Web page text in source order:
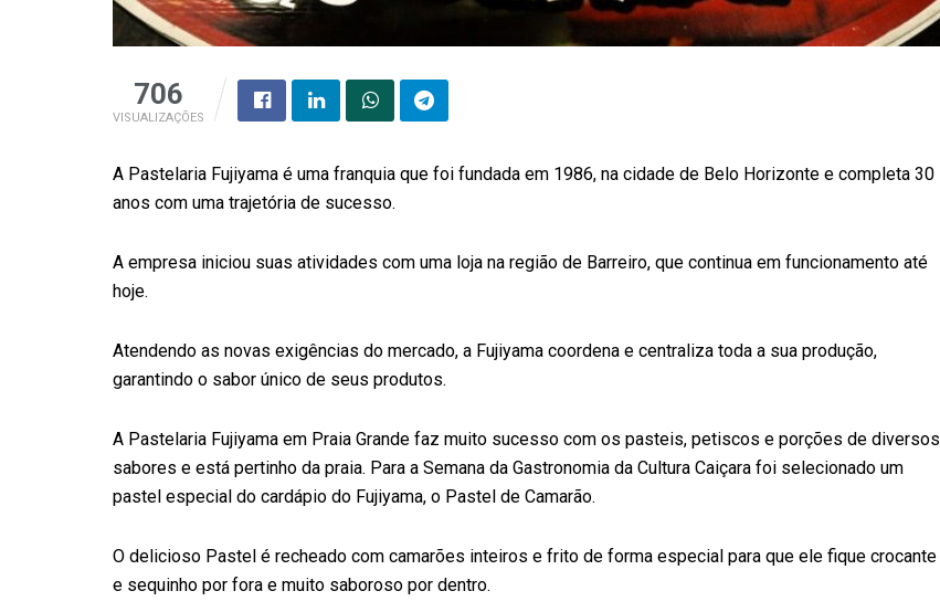
706
VISUALIZAÇÕES
A Pastelaria Fujiyama é uma franquia que foi fundada em 1986, na cidade de Belo Horizonte e completa 30
anos com uma trajetória de sucesso.
A empresa iniciou suas atividades com uma loja na região de Barreiro, que continua em funcionamento até
hoje.
Atendendo as novas exigências do mercado, a Fujiyama coordena e centraliza toda a sua produção,
garantindo o sabor único de seus produtos.
A Pastelaria Fujiyama em Praia Grande faz muito sucesso com os pasteis, petiscos e porções de diversos
sabores e está pertinho da praia. Para a Semana da Gastronomia da Cultura Caiçara foi selecionado um
pastel especial do cardápio do Fujiyama, o Pastel de Camarão.
O delicioso Pastel é recheado com camarões inteiros e frito de forma especial para que ele fique crocante
e sequinho por fora e muito saboroso por dentro.